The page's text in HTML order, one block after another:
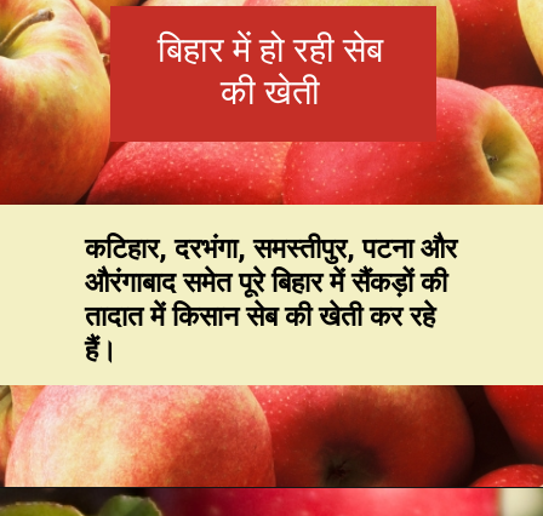
बिहार में हो रही सेब
की खेती
कटिहार, दरभंगा, समस्तीपुर, पटना और
औरंगाबाद समेत पूरे बिहार में सैंकड़ों की
तादात में किसान सेब की खेती कर रहे
हैं।